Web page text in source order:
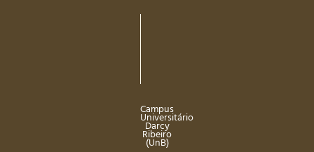
Campus
Universitário
Darcy
Ribeiro
(UnB)